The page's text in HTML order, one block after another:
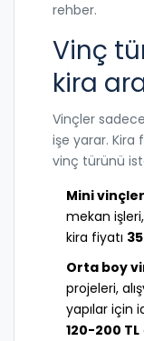
rehber.
Vinç
kira
Vinçler
işe yarar. Kira
vinç türünü
Mini
mekan
kira fiyatı
Orta boy
projeleri,
yapılar için
120-200 TL